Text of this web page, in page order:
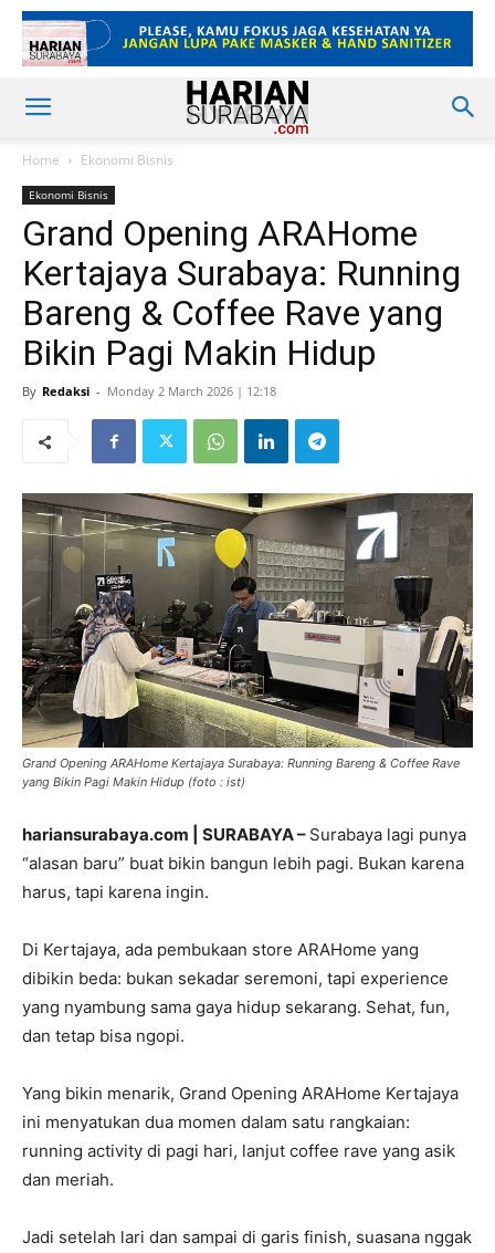
Home Ekonomi Bisnis
Ekonomi Bisnis
Grand Opening ARAHome
Kertajaya Surabaya: Running
Bareng & Coffee Rave yang
Bikin Pagi Makin Hidup
By Redaksi - Monday 2 March 2026 | 12:18
Grand Opening ARAHome Kertajaya Surabaya: Running Bareng & Coffee Rave
yang Bikin Pagi Makin Hidup (foto : ist)
hariansurabaya.com | SURABAYA – Surabaya lagi punya
“alasan baru” buat bikin bangun lebih pagi. Bukan karena
harus, tapi karena ingin.
Di Kertajaya, ada pembukaan store ARAHome yang
dibikin beda: bukan sekadar seremoni, tapi experience
yang nyambung sama gaya hidup sekarang. Sehat, fun,
dan tetap bisa ngopi.
Yang bikin menarik, Grand Opening ARAHome Kertajaya
ini menyatukan dua momen dalam satu rangkaian:
running activity di pagi hari, lanjut coffee rave yang asik
dan meriah.
Jadi setelah lari dan sampai di garis finish, suasana nggak